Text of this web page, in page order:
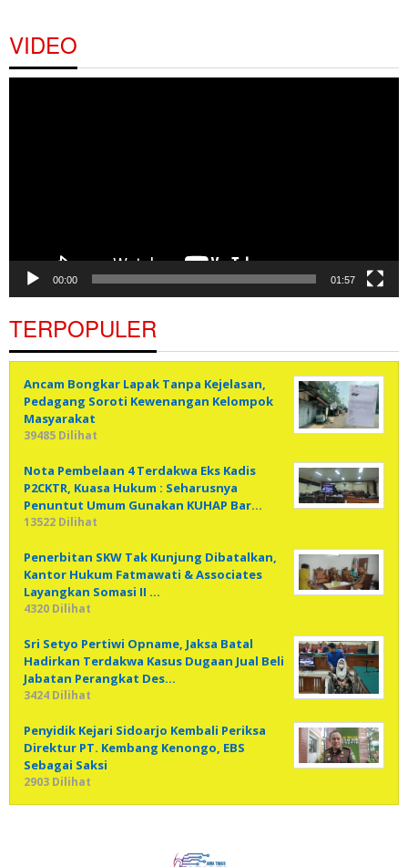
VIDEO
00:00 01:57
TERPOPULER
Ancam Bongkar Lapak Tanpa Kejelasan,
Pedagang Soroti Kewenangan Kelompok
Masyarakat
39485 Dilihat
Nota Pembelaan 4 Terdakwa Eks Kadis
P2CKTR, Kuasa Hukum : Seharusnya
Penuntut Umum Gunakan KUHAP Bar…
13522 Dilihat
Penerbitan SKW Tak Kunjung Dibatalkan,
Kantor Hukum Fatmawati & Associates
Layangkan Somasi II …
4320 Dilihat
Sri Setyo Pertiwi Opname, Jaksa Batal
Hadirkan Terdakwa Kasus Dugaan Jual Beli
Jabatan Perangkat Des…
3424 Dilihat
Penyidik Kejari Sidoarjo Kembali Periksa
Direktur PT. Kembang Kenongo, EBS
Sebagai Saksi
2903 Dilihat